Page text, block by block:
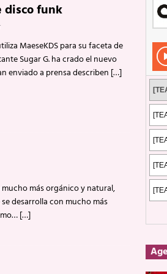
en Fuengirola.
REPORTAJES
PUBLICACIONES
disco funk
MaeseKDS para su faceta de
Sugar G. ha crado el nuevo
enviado a prensa describen […]
más orgánico y natural,
desarrolla con mucho más
[…]